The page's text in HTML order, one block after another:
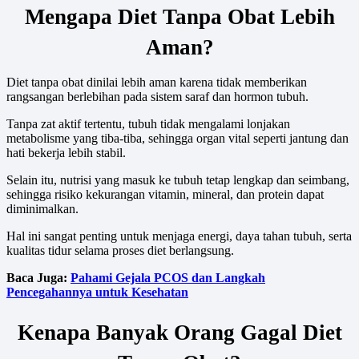
Mengapa Diet Tanpa Obat Lebih
Aman?
Diet tanpa obat dinilai lebih aman karena tidak memberikan
rangsangan berlebihan pada sistem saraf dan hormon tubuh.
Tanpa zat aktif tertentu, tubuh tidak mengalami lonjakan
metabolisme yang tiba-tiba, sehingga organ vital seperti jantung dan
hati bekerja lebih stabil.
Selain itu, nutrisi yang masuk ke tubuh tetap lengkap dan seimbang,
sehingga risiko kekurangan vitamin, mineral, dan protein dapat
diminimalkan.
Hal ini sangat penting untuk menjaga energi, daya tahan tubuh, serta
kualitas tidur selama proses diet berlangsung.
Baca Juga: Pahami Gejala PCOS dan Langkah
Pencegahannya untuk Kesehatan
Kenapa Banyak Orang Gagal Diet